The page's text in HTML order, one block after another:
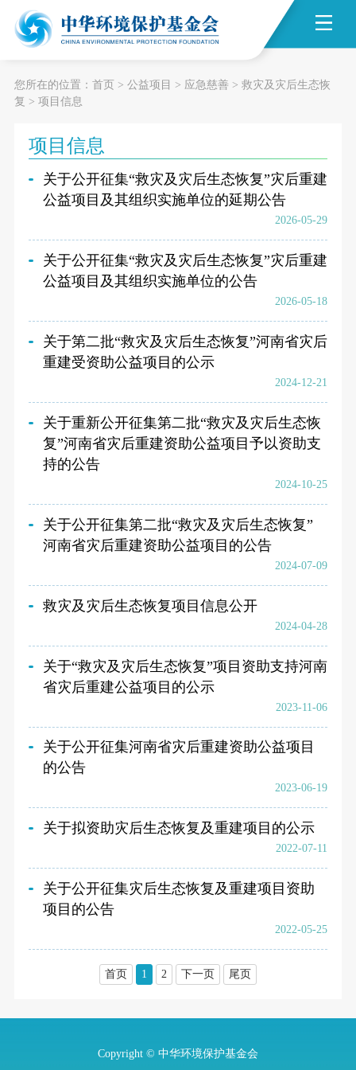
您所在的位置： 首页> 公益项目 > 应急慈善 > 救灾及灾后生态恢
复 > 项目信息
项目信息
关于公开征集“救灾及灾后生态恢复”灾后重建
公益项目及其组织实施单位的延期公告
2026-05-29
关于公开征集“救灾及灾后生态恢复”灾后重建
公益项目及其组织实施单位的公告
2026-05-18
关于第二批“救灾及灾后生态恢复”河南省灾后
重建受资助公益项目的公示
2024-12-21
关于重新公开征集第二批“救灾及灾后生态恢
复”河南省灾后重建资助公益项目予以资助支
持的公告
2024-10-25
关于公开征集第二批“救灾及灾后生态恢复”
河南省灾后重建资助公益项目的公告
2024-07-09
救灾及灾后生态恢复项目信息公开
2024-04-28
关于“救灾及灾后生态恢复”项目资助支持河南
省灾后重建公益项目的公示
2023-11-06
关于公开征集河南省灾后重建资助公益项目
的公告
2023-06-19
关于拟资助灾后生态恢复及重建项目的公示
2022-07-11
关于公开征集灾后生态恢复及重建项目资助
项目的公告
2022-05-25
首页 1 2 下一页 尾页
Copyright © 中华环境保护基金会